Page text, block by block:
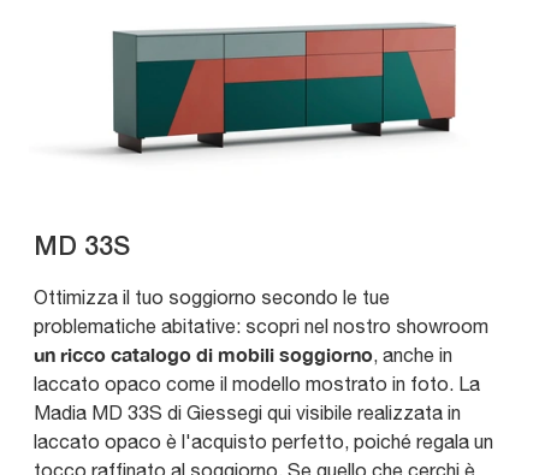
MD 33S
Ottimizza il tuo soggiorno secondo le tue
problematiche abitative: scopri nel nostro showroom
un ricco catalogo di mobili soggiorno, anche in
laccato opaco come il modello mostrato in foto. La
Madia MD 33S di Giessegi qui visibile realizzata in
laccato opaco è l'acquisto perfetto, poiché regala un
tocco raffinato al soggiorno. Se quello che cerchi è